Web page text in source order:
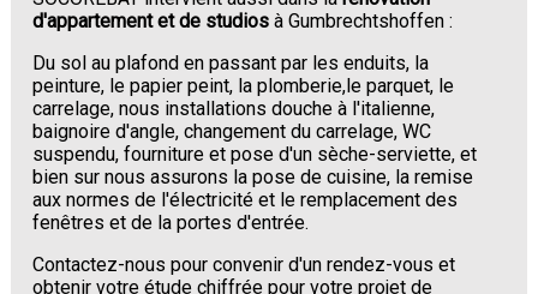
d'appartement et de studios à Gumbrechtshoffen :
Du sol au plafond en passant par les enduits, la
peinture, le papier peint, la plomberie,le parquet, le
carrelage, nous installations douche à l'italienne,
baignoire d'angle, changement du carrelage, WC
suspendu, fourniture et pose d'un sèche-serviette, et
bien sur nous assurons la pose de cuisine, la remise
aux normes de l'électricité et le remplacement des
fenêtres et de la portes d'entrée.
Contactez-nous pour convenir d'un rendez-vous et
obtenir votre étude chiffrée pour votre projet de